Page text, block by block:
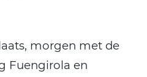
morgen met de
Fuengirola en